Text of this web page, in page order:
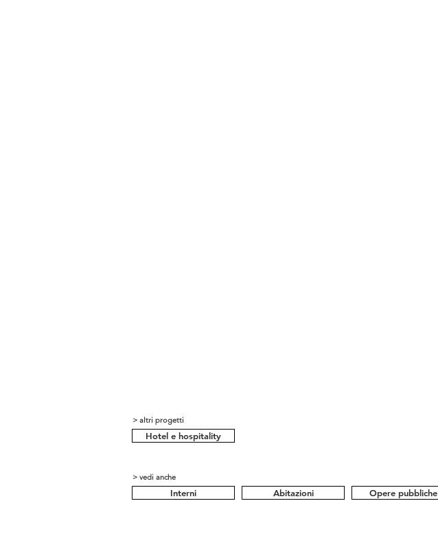
> altri progetti
Hotel e hospitality
> vedi anche
Interni Abitazioni Opere pubbliche